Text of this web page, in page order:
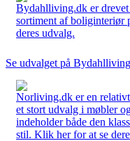
Bydahlliving.dk er
sortiment af boliginteriør
deres udvalg.
Se udvalget på
Norliving.dk er en
et stort udvalg i møbler
indeholder både den
stil. Klik her for at se